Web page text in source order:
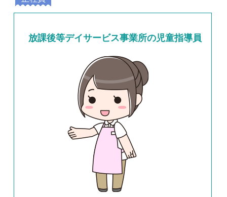
放課後等デイサービス事業所の児童指導員